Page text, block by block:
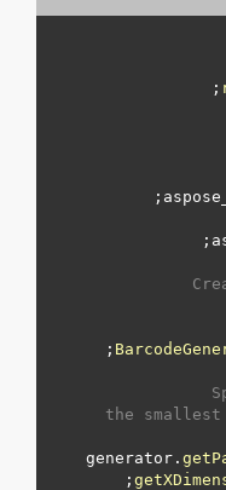
;
//
// the
generator.